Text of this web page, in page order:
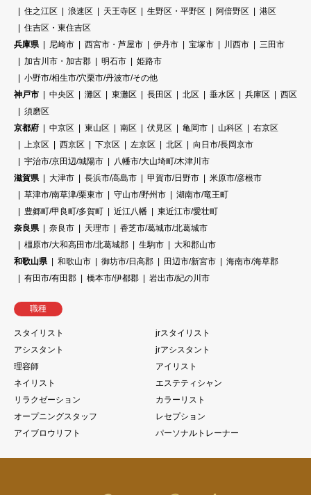
住之江区
浪速区 天王寺区 生野区・平野区 阿倍野区
港区
住吉区・東住吉区
兵庫県
尼崎市 西宮市・芦屋市 伊丹市 宝塚市 川西市
三田市
加古川市・加古郡
明石市
姫路市
小野市/相生市/穴栗市/丹波市/その他
神戸市
中央区 灘区 東灘区 長田区 北区 垂水区 兵庫区
西区
須磨区
京都府
中京区 東山区 南区 伏見区 亀岡市 山科区
右京区
上京区
西京区 下京区 左京区 北区
向日市/長岡京市
宇治市/京田辺/城陽市
八幡市/大山埼町/木津川市
滋賀県
大津市 長浜市/高島市 甲賀市/日野市
米原市/彦根市
草津市/南草津/栗東市
守山市/野州市
湖南市/竜王町
豊郷町/甲良町/多賀町
近江八幡
東近江市/愛壮町
奈良県
奈良市 天理市
香芝市/葛城市/北葛城市
橿原市/大和高田市/北葛城郡
生駒市
大和郡山市
和歌山県
和歌山市 御坊市/日高郡 田辺市/新宮市
海南市/海草郡
有田市/有田郡
橋本市/伊都郡 岩出市/紀の川市
職種
スタイリスト
jrスタイリスト
アシスタント
jrアシスタント
理容師
アイリスト
ネイリスト
エステティシャン
リラクゼーション
カラーリスト
オープニングスタッフ
レセプション
アイブロウリフト
パーソナルトレーナー